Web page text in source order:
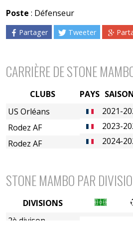
Poste : Défenseur
Partager Tweeter
CARRIÈRE DE STONE
PAYS
2021-
2023-
2024-
CLUBS
US Orléans
Rodez AF
Rodez AF
STONE MAMBO PAR
DIVISIONS
2è divison